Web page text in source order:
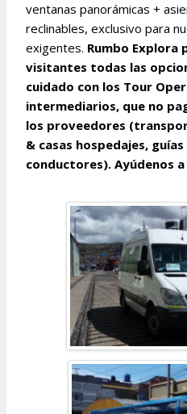
ventanas panorámicas +
reclinables, exclusivo para
exigentes. Rumbo Explora
visitantes todas las
cuidado con los Tour
intermediarios, que no
los proveedores
& casas hospedajes,
conductores). Ayúdenos